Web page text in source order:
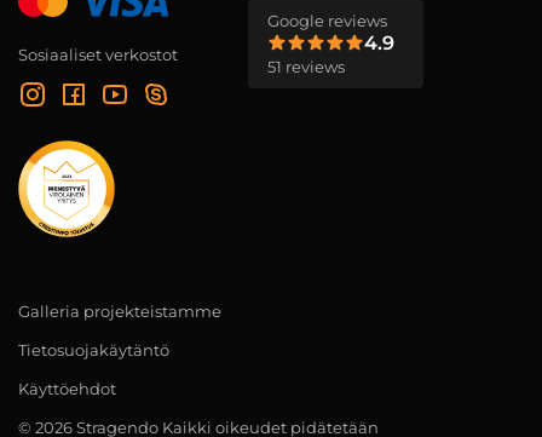
Sosiaaliset verkostot
Google reviews
4.9
51 reviews
Galleria projekteistamme
Tietosuojakäytäntö
Käyttöehdot
© 2026 Stragendo Kaikki oikeudet pidätetään